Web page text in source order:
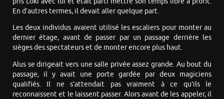
En d’autres termes, il devait aller quelque part.
Les deux individus avaient utilisé les escaliers pour monter au
dernier étage, avant de passer par un passage derrière les
sièges des spectateurs et de monter encore plus haut.
Alus se dirigeait vers une salle privée assez grande. Au bout du
passage, il y avait une porte gardée par deux magiciens
qualifiés. Il ne s’attendait pas vraiment à ce qu’ils le
reconnaissent et le laissent passer. Alors avant de les appeler, il